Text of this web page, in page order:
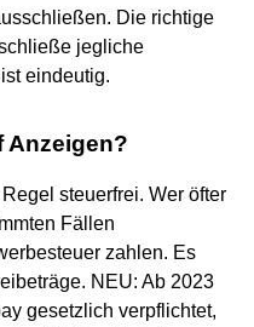
Die richtige
jegliche
eindeutig.
Anzeigen?
steuerfrei. Wer öfter
Fällen
zahlen. Es
NEU: Ab 2023
gesetzlich verpflichtet,